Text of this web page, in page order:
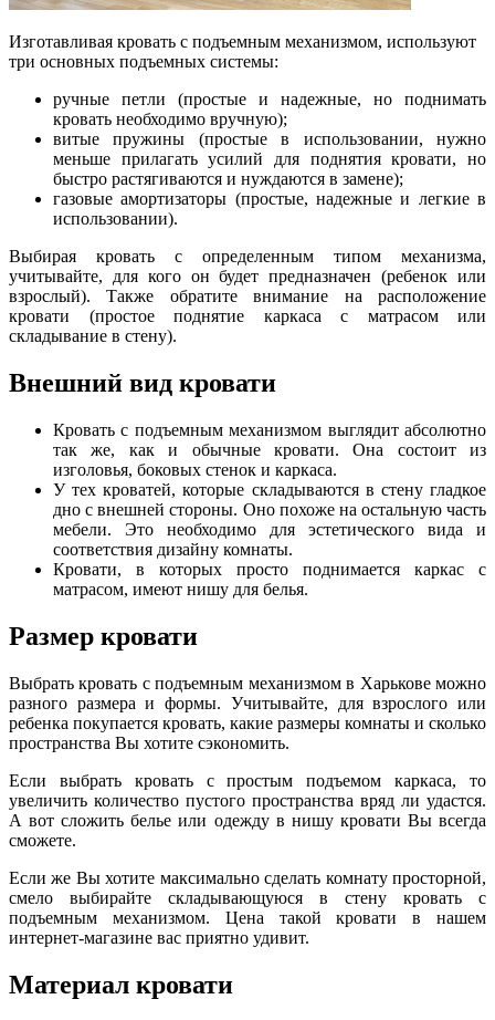
Изготавливая кровать с подъемным механизмом, используют
три основных подъемных системы:
ручные петли (простые и надежные, но поднимать
кровать необходимо вручную);
витые пружины (простые в использовании, нужно
меньше прилагать усилий для поднятия кровати, но
быстро растягиваются и нуждаются в замене);
газовые амортизаторы (простые, надежные и легкие в
использовании).
Выбирая кровать с определенным типом механизма,
учитывайте, для кого он будет предназначен (ребенок или
взрослый). Также обратите внимание на расположение
кровати (простое поднятие каркаса с матрасом или
складывание в стену).
Внешний вид кровати
Кровать с подъемным механизмом выглядит абсолютно
так же, как и обычные кровати. Она состоит из
изголовья, боковых стенок и каркаса.
У тех кроватей, которые складываются в стену гладкое
дно с внешней стороны. Оно похоже на остальную часть
мебели. Это необходимо для эстетического вида и
соответствия дизайну комнаты.
Кровати, в которых просто поднимается каркас с
матрасом, имеют нишу для белья.
Размер кровати
Выбрать кровать с подъемным механизмом в Харькове можно
разного размера и формы. Учитывайте, для взрослого или
ребенка покупается кровать, какие размеры комнаты и сколько
пространства Вы хотите сэкономить.
Если выбрать кровать с простым подъемом каркаса, то
увеличить количество пустого пространства вряд ли удастся.
А вот сложить белье или одежду в нишу кровати Вы всегда
сможете.
Если же Вы хотите максимально сделать комнату просторной,
смело выбирайте складывающуюся в стену кровать с
подъемным механизмом. Цена такой кровати в нашем
интернет-магазине вас приятно удивит.
Материал кровати